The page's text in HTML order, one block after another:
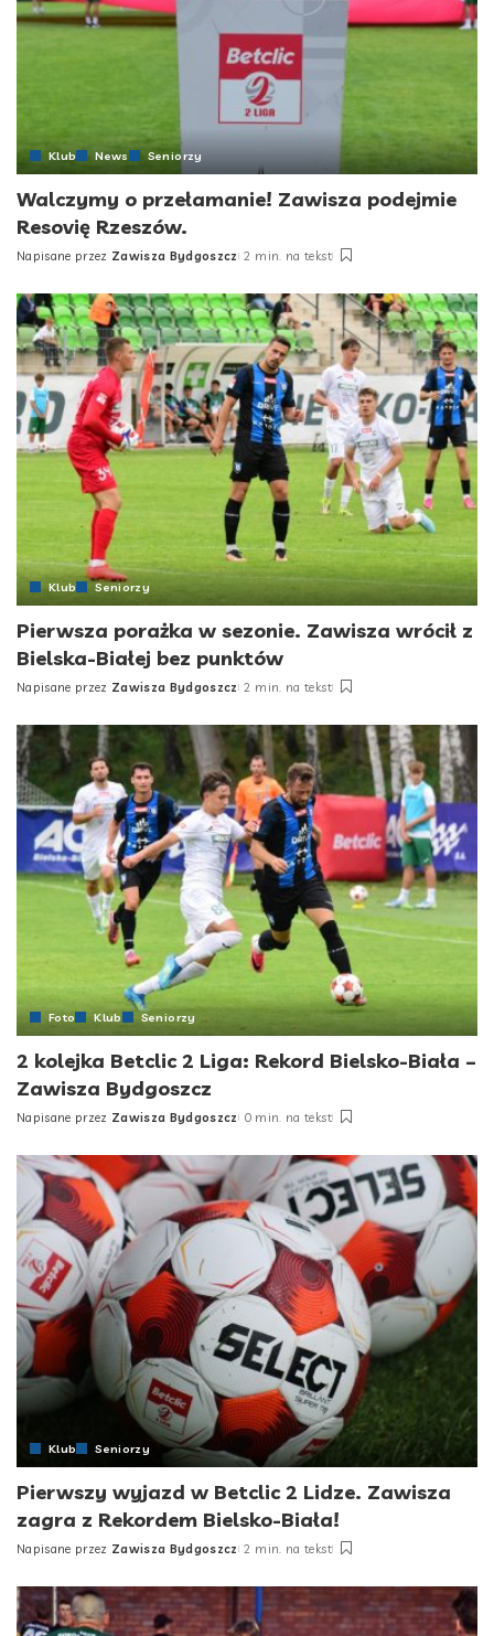
Klub News Seniorzy
Walczymy o przełamanie! Zawisza podejmie
Resovię Rzeszów.
Posted
Napisane przez Zawisza Bydgoszcz 2 min. na tekst
Klub Seniorzy
Pierwsza porażka w sezonie. Zawisza wrócił z
Bielska-Białej bez punktów
Posted
Napisane przez Zawisza Bydgoszcz 2 min. na tekst
Foto Klub Seniorzy
2 kolejka Betclic 2 Liga: Rekord Bielsko-Biała –
Zawisza Bydgoszcz
Posted
Napisane przez Zawisza Bydgoszcz 0 min. na tekst
Klub Seniorzy
Pierwszy wyjazd w Betclic 2 Lidze. Zawisza
zagra z Rekordem Bielsko-Biała!
Posted
Napisane przez Zawisza Bydgoszcz 2 min. na tekst